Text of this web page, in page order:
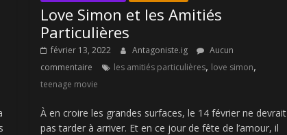
Love Simon et les Amitiés
Particulières
février 13, 2022 Antagoniste.ig
Aucun
commentaire
les amitiés particulières, love simon,
teenage movie
À en croire les grandes surfaces, le 14 février ne devrait
pas tarder à arriver. Et en ce jour de fête de l’amour, il